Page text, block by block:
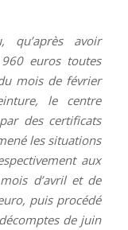
qu’après avoir
euros toutes
mois de février
le centre
des certificats
les situations
aux
d’avril et de
puis procédé
de juin